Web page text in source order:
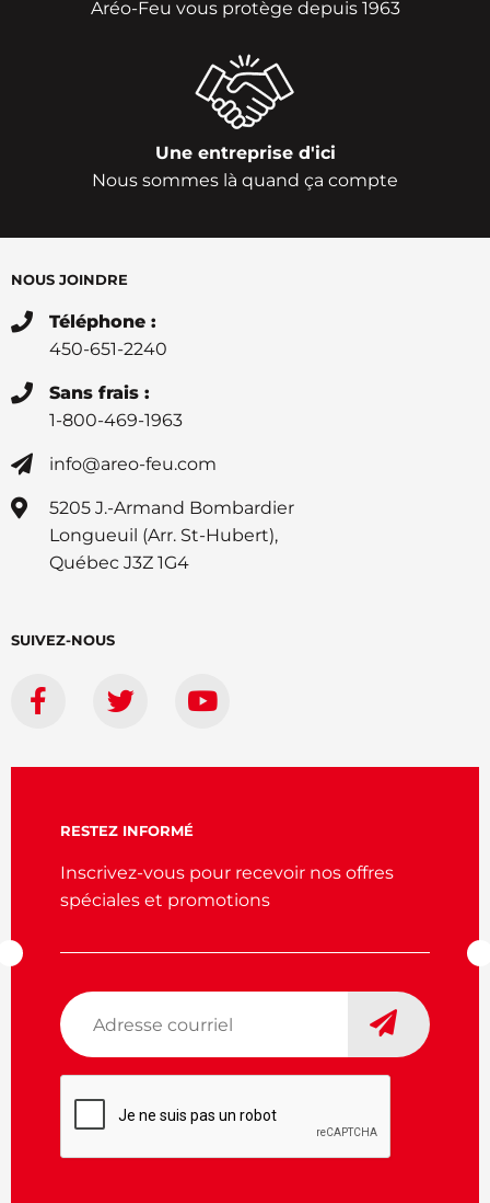
Aréo-Feu vous protège depuis 1963
Une entreprise d'ici
Nous sommes là quand ça compte
NOUS JOINDRE
Téléphone :
450-651-2240
Sans frais :
1-800-469-1963
info@areo-feu.com
5205 J.-Armand Bombardier
Longueuil (Arr. St-Hubert),
Québec J3Z 1G4
SUIVEZ-NOUS
RESTEZ INFORMÉ
Inscrivez-vous pour recevoir nos offres
spéciales et promotions
Adresse
courriel